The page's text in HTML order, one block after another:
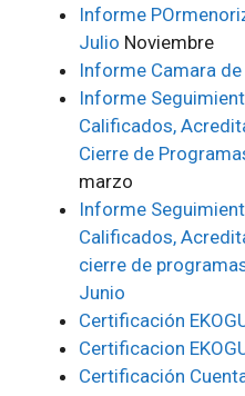
Informe
Julio Noviembre
Informe Camara
Informe
Calificados,
Cierre de
marzo
Informe
Calificados,
cierre de
Junio
Certificación
Certificacion
Certificación